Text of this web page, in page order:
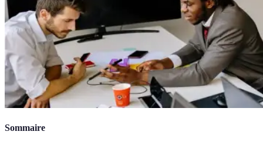
Sommaire